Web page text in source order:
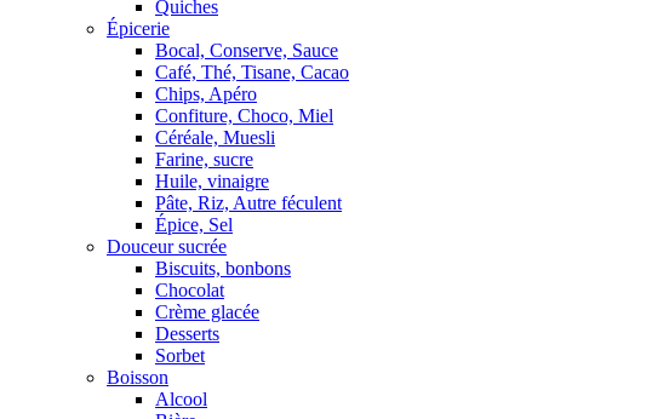
Quiches
Épicerie
Bocal, Conserve, Sauce
Café, Thé, Tisane, Cacao
Chips, Apéro
Confiture, Choco, Miel
Céréale, Muesli
Farine, sucre
Huile, vinaigre
Pâte, Riz, Autre féculent
Épice, Sel
Douceur sucrée
Biscuits, bonbons
Chocolat
Crème glacée
Desserts
Sorbet
Boisson
Alcool